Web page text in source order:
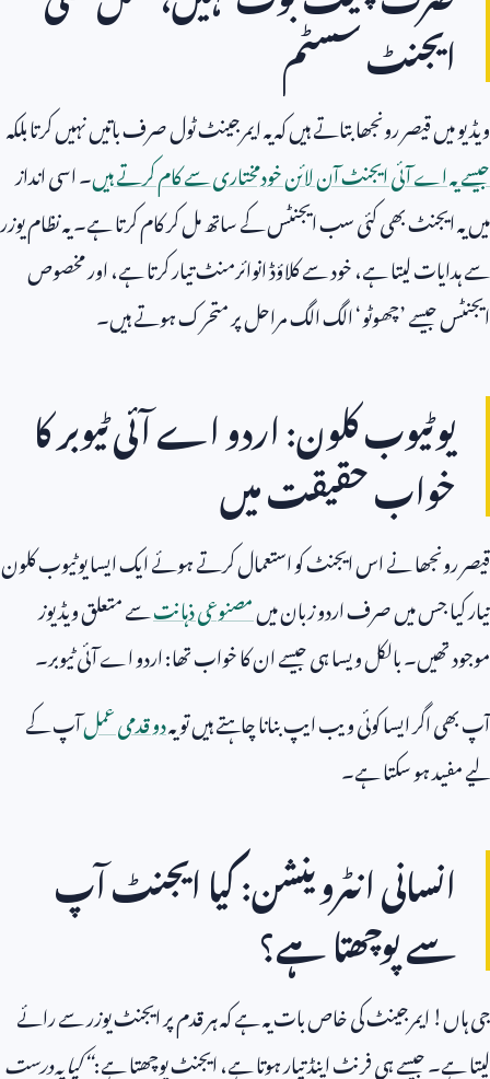
ایجنٹ سسٹم
ویڈیو میں قیصر رونجھا بتاتے ہیں کہ یہ ایمرجینٹ ٹول صرف باتیں نہیں کرتا بلکہ
جیسے یہ اے آئی ایجنٹ آن لائن خودمختاری سے کام کرتے ہیں۔ اسی انداز
میں یہ ایجنٹ بھی کئی سب ایجنٹس کے ساتھ مل کر کام کرتا ہے۔ یہ نظام یوزر
سے ہدایات لیتا ہے، خود سے کلاؤڈ انوائرمنٹ تیار کرتا ہے، اور مخصوص
ایجنٹس جیسے ’چھوٹو‘ الگ الگ مراحل پر متحرک ہوتے ہیں۔
یوٹیوب کلون: اردو اے آئی ٹیوبر کا
خواب حقیقت میں
قیصر رونجھا نے اس ایجنٹ کو استعمال کرتے ہوئے ایک ایسا یوٹیوب کلون
تیار کیا جس میں صرف اردو زبان میںمصنوعی ذہانتسے متعلق ویڈیوز
موجود تھیں۔ بالکل ویسا ہی جیسے ان کا خواب تھا: اردو اے آئی ٹیوبر۔
آپ بھی اگر ایسا کوئی ویب ایپ بنانا چاہتے ہیں تو یہدو قدمی عملآپ کے
لیے مفید ہو سکتا ہے۔
انسانی انٹروینشن: کیا ایجنٹ آپ
سے پوچھتا ہے؟
جی ہاں! ایمرجینٹ کی خاص بات یہ ہے کہ ہر قدم پر ایجنٹ یوزر سے رائے
لیتا ہے۔ جیسے ہی فرنٹ اینڈ تیار ہوتا ہے، ایجنٹ پوچھتا ہے:“کیا یہ درست